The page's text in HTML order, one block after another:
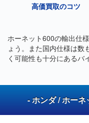
高価買取のコツ
ホーネット600の輸出仕
ょう。また国内仕様は数
く可能性も十分にあるバ
- ホンダ / ホー